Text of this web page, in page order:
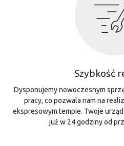
Szybkość
Dysponujemy nowoczesnym
pracy, co pozwala nam na
ekspresowym tempie. Twoje
już w 24 godziny od